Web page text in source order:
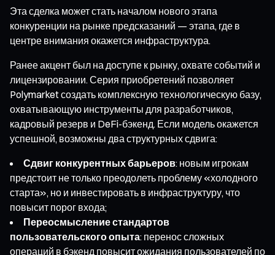
Эта сделка может стать началом нового этапа
конкуренции на рынке предсказаний — этапа, где в
центре внимания окажется инфраструктура.
Ранее акцент был на доступе к рынку, охвате событий и
лицензировании. Серия приобретений позволяет
Polymarket создать комплексную технологическую базу,
охватывающую инструменты для разработчиков,
кадровый резерв и DeFi-бэкенд. Если модель окажется
успешной, возможны два структурных сдвига:
Сдвиг конкурентных барьеров: новым игрокам
предстоит не только преодолеть проблему «холодного
старта», но и инвестировать в инфраструктуру, что
повысит порог входа;
Переосмысление стандартов
пользовательского опыта: перенос сложных
операций в бэкенд повысит ожидания пользователей по